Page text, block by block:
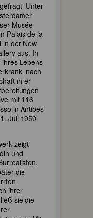
Unter
Musée
Palais de la
in der New
aus. In
Lebens
nach
ihrer
mit 116
in Antibes
Juli 1959
zeigt
und
die
ihrer
sie die